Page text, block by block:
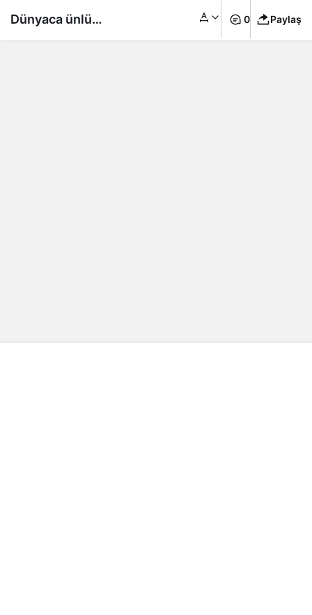
Dünyaca ünlü 0 Paylaş